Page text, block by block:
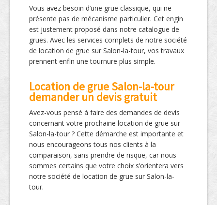
Vous avez besoin d’une grue classique, qui ne
présente pas de mécanisme particulier. Cet engin
est justement proposé dans notre catalogue de
grues. Avec les services complets de notre société
de location de grue sur Salon-la-tour, vos travaux
prennent enfin une tournure plus simple.
Location de grue Salon-la-tour
demander un devis gratuit
Avez-vous pensé à faire des demandes de devis
concernant votre prochaine location de grue sur
Salon-la-tour ? Cette démarche est importante et
nous encourageons tous nos clients à la
comparaison, sans prendre de risque, car nous
sommes certains que votre choix s’orientera vers
notre société de location de grue sur Salon-la-
tour.